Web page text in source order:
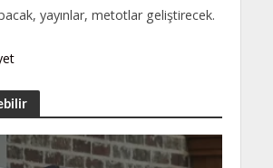
yayınlar, metotlar geliştirecek.